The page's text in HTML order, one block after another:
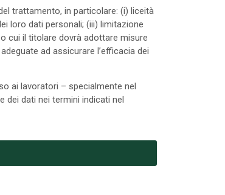
trattamento, in particolare: (i) liceità
loro dati personali; (iii) limitazione
cui il titolare dovrà adottare misure
ad assicurare l’efficacia dei
ai lavoratori – specialmente nel
dei dati nei termini indicati nel